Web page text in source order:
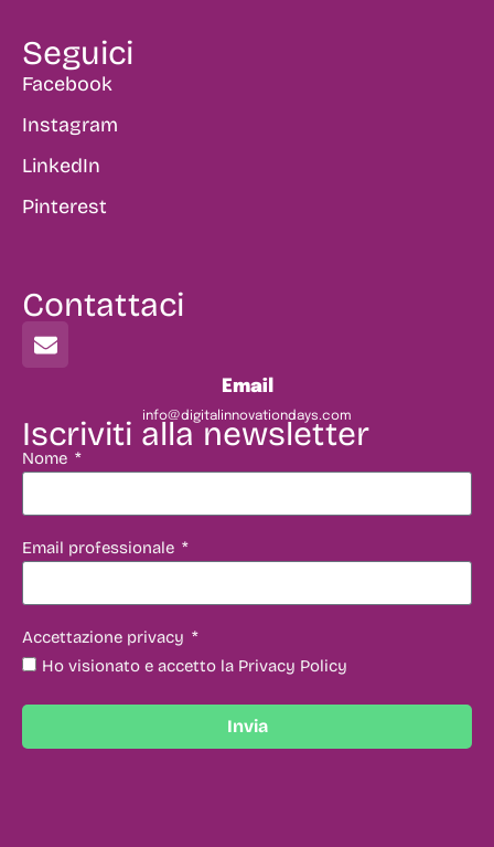
Seguici
Facebook
Instagram
LinkedIn
Pinterest
Contattaci
Email
info@digitalinnovationdays.com
Iscriviti alla newsletter
Nome
Email professionale
Accettazione privacy
Ho visionato e accetto la Privacy Policy
Invia